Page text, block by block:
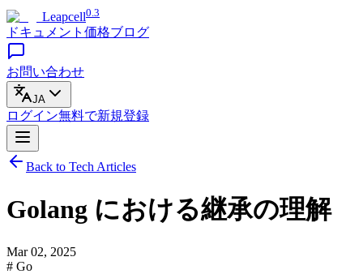
Leapcell0.3
ドキュメント 価格ブログ
お問い合わせ
JA
ログイン無料で新規登録
Back to Tech Articles
Golang における継承の理解
Mar 02, 2025
# Go